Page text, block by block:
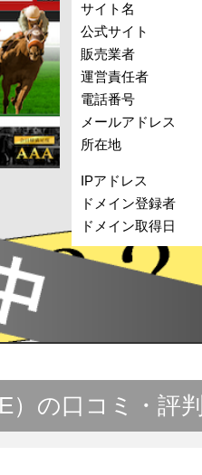
サイト名
公式サイト
販売業者
運営責任者
電話番号
メールアドレス
所在地
IPアドレス
ドメイン登録者
ドメイン取得日
）の口コミ・評判